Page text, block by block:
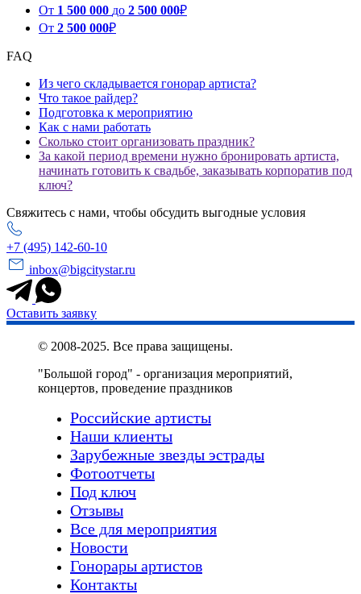
От 1 500 000 до 2 500 000₽
От 2 500 000₽
FAQ
Из чего складывается гонорар артиста?
Что такое райдер?
Подготовка к мероприятию
Как с нами работать
Сколько стоит организовать праздник?
За какой период времени нужно бронировать артиста,
начинать готовить к свадьбе, заказывать корпоратив под
ключ?
Свяжитесь с нами, чтобы обсудить выгодные условия
+7 (495) 142-60-10
inbox@bigcitystar.ru
Оставить заявку
© 2008-2025. Все права защищены.
"Большой город" - организация мероприятий,
концертов, проведение праздников
Российские артисты
Наши клиенты
Зарубежные звезды эстрады
Фотоотчеты
Под ключ
Отзывы
Все для мероприятия
Новости
Гонорары артистов
Контакты